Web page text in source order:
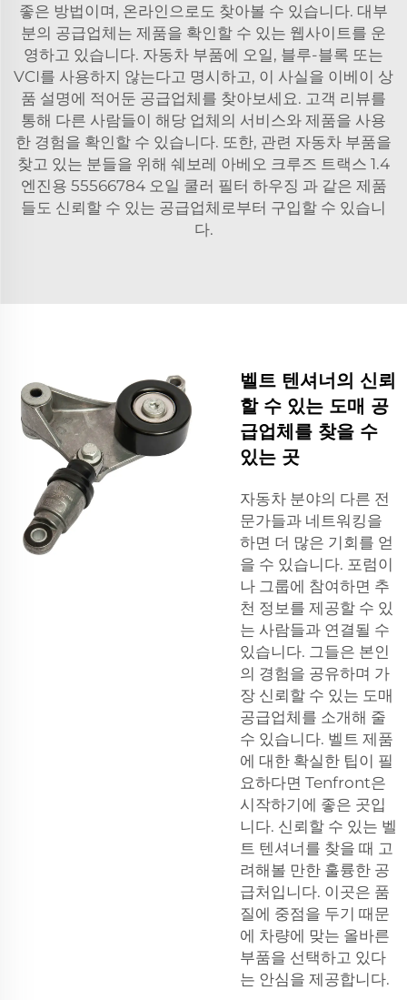
좋은 방법이며, 온라인으로도 찾아볼 수 있습니다. 대부
분의 공급업체는 제품을 확인할 수 있는 웹사이트를 운
영하고 있습니다. 자동차 부품에 오일, 블루-블록 또는
VCI를 사용하지 않는다고 명시하고, 이 사실을 이베이 상
품 설명에 적어둔 공급업체를 찾아보세요. 고객 리뷰를
통해 다른 사람들이 해당 업체의 서비스와 제품을 사용
한 경험을 확인할 수 있습니다. 또한, 관련 자동차 부품을
찾고 있는 분들을 위해 쉐보레 아베오 크루즈 트랙스 1.4
엔진용 55566784 오일 쿨러 필터 하우징 과 같은 제품
들도 신뢰할 수 있는 공급업체로부터 구입할 수 있습니
다.
벨트 텐셔너의 신뢰
할 수 있는 도매 공
급업체를 찾을 수
있는 곳
자동차 분야의 다른 전
문가들과 네트워킹을
하면 더 많은 기회를 얻
을 수 있습니다. 포럼이
나 그룹에 참여하면 추
천 정보를 제공할 수 있
는 사람들과 연결될 수
있습니다. 그들은 본인
의 경험을 공유하며 가
장 신뢰할 수 있는 도매
공급업체를 소개해 줄
수 있습니다. 벨트 제품
에 대한 확실한 팁이 필
요하다면 Tenfront은
시작하기에 좋은 곳입
니다. 신뢰할 수 있는 벨
트 텐셔너를 찾을 때 고
려해볼 만한 훌륭한 공
급처입니다. 이곳은 품
질에 중점을 두기 때문
에 차량에 맞는 올바른
부품을 선택하고 있다
는 안심을 제공합니다.